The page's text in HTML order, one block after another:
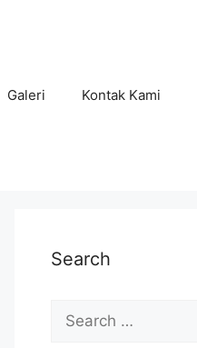
Galeri Kontak Kami
Search
Search
for: